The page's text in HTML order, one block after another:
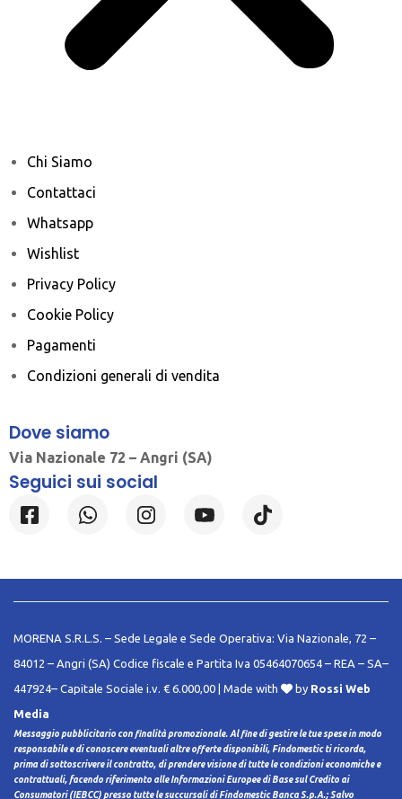
Chi Siamo
Contattaci
Whatsapp
Wishlist
Privacy Policy
Cookie Policy
Pagamenti
Condizioni generali di vendita
Dove siamo
Via Nazionale 72 – Angri (SA)
Seguici sui social
MORENA S.R.L.S. – Sede Legale e Sede Operativa: Via Nazionale, 72 –
84012 – Angri (SA) Codice fiscale e Partita Iva 05464070654 – REA – SA–
447924– Capitale Sociale i.v. € 6.000,00 | Made with
by Rossi Web
Media
Messaggio pubblicitario con finalità promozionale. Al fine di gestire le tue spese in modo
responsabile e di conoscere eventuali altre offerte disponibili, Findomestic ti ricorda,
prima di sottoscrivere il contratto, di prendere visione di tutte le condizioni economiche e
contrattuali, facendo riferimento alle Informazioni Europee di Base sul Credito ai
Consumatori (IEBCC) presso tutte le succursali di Findomestic Banca S.p.A.; Salvo